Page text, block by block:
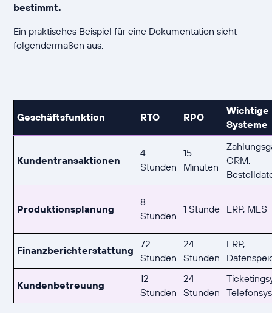
bestimmt.
Ein praktisches Beispiel für eine Dokumentation sieht
folgendermaßen aus:
Geschäftsfunktion RTO RPO
Wichtige
Systeme
Kundentransaktionen
4
Stunden
15
Minuten
CRM,
Produktionsplanung
8
Stunden
1 Stunde ERP, MES
Finanzberichterstattung
72
Stunden
24
Stunden
ERP,
Kundenbetreuung
12
Stunden
24
Stunden